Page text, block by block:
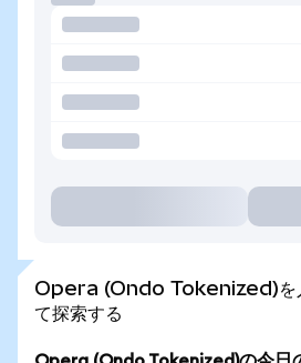
Opera (Ondo Tokenized)を
て探索する